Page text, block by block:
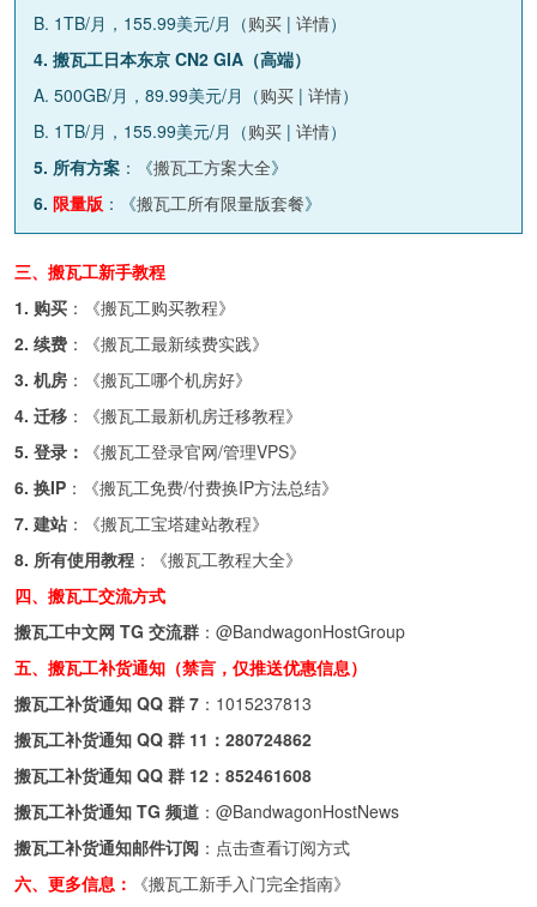
B. 1TB/月，155.99美元/月（购买 | 详情）
4. 搬瓦工日本东京 CN2 GIA（高端）
A. 500GB/月，89.99美元/月（购买 | 详情）
B. 1TB/月，155.99美元/月（购买 | 详情）
5. 所有方案 ：《搬瓦工方案大全》
6. 限量版 ：《搬瓦工所有限量版套餐》
三、搬瓦工新手教程
1. 购买 ：《搬瓦工购买教程》
2. 续费 ：《搬瓦工最新续费实践》
3. 机房 ：《搬瓦工哪个机房好》
4. 迁移 ：《搬瓦工最新机房迁移教程》
5. 登录：
《搬瓦工登录官网/管理VPS》
6. 换IP ：《搬瓦工免费/付费换IP方法总结》
7. 建站 ：《搬瓦工宝塔建站教程》
8. 所有使用教程 ：《搬瓦工教程大全》
四、搬瓦工交流方式
搬瓦工中文网 TG 交流群 ： @BandwagonHostGroup
五、搬瓦工补货通知（禁言，仅推送优惠信息）
搬瓦工补货通知 QQ 群 7 ： 1015237813
搬瓦工补货通知 QQ 群 11： 280724862
搬瓦工补货通知 QQ 群 12： 852461608
搬瓦工补货通知 TG 频道 ： @BandwagonHostNews
搬瓦工补货通知邮件订阅 ： 点击查看订阅方式
六、更多信息：
《搬瓦工新手入门完全指南》